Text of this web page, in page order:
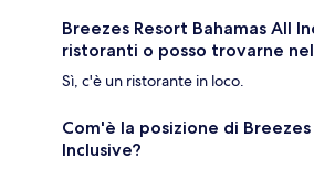
Breezes Resort Bahamas All
ristoranti o posso trovarne
Sì, c'è un ristorante in loco.
Com'è la posizione di Breezes
Inclusive?